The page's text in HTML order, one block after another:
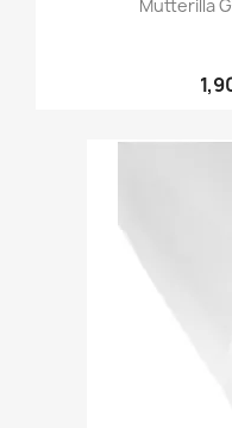
Mutterilla